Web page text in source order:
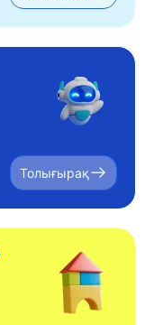
Толығырақ